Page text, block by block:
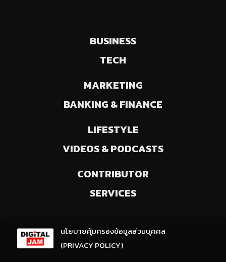
นโยบายคุ้มครองข้อมูลส่วนบุคคล
(PRIVACY POLICY)
BUSINESS
TECH
MARKETING
BANKING & FINANCE
LIFESTYLE
VIDEOS & PODCASTS
CONTRIBUTOR
SERVICES
ลงทะเบียนรับข่าวสารจากเรา
(ให้มีการเลือกความสนใจ / ชอบข่าวด้านใด)